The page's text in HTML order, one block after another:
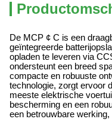
De MCP ¢ C is een
geïntegreerde
opladen te leveren via
ondersteunt een breed
compacte en robuuste
technologie, zorgt ervoor
meeste elektrische
bescherming en een
een betrouwbare